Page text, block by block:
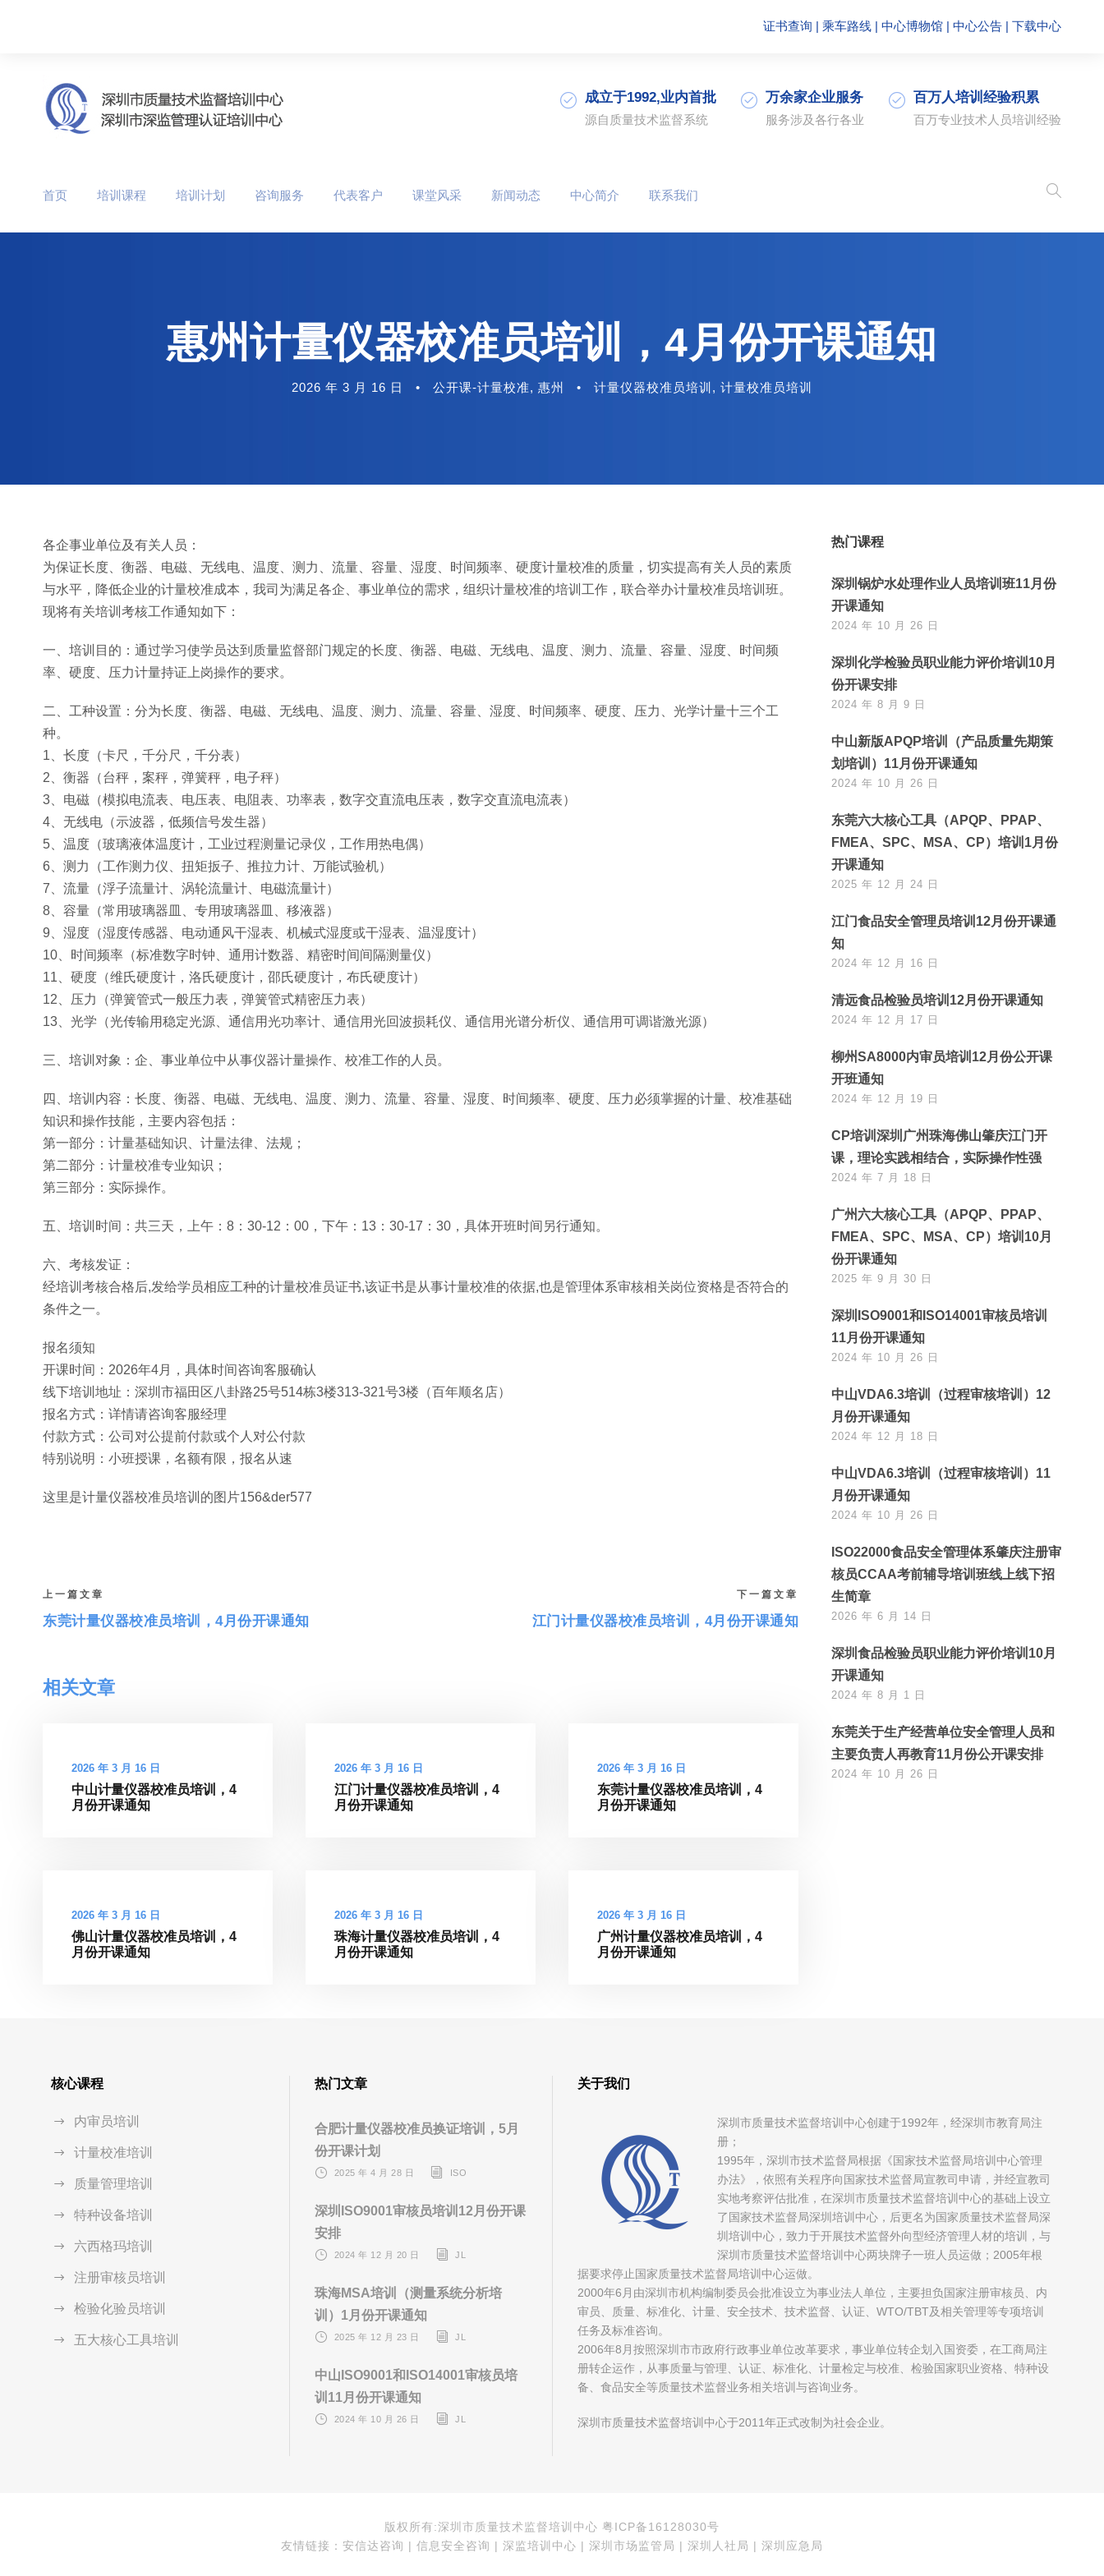
证书查询 | 乘车路线 | 中心博物馆 | 中心公告 | 下载中心
成立于1992,业内首批
源自质量技术监督系统
万余家企业服务
服务涉及各行各业
百万人培训经验积累
百万专业技术人员培训经验
首页 培训课程 培训计划 咨询服务 代表客户 课堂风采 新闻动态 中心简介 联系我们
惠州计量仪器校准员培训，4月份开课通知
2026 年 3 月 16 日 • 公开课-计量校准, 惠州 • 计量仪器校准员培训 , 计量校准员培训
各企事业单位及有关人员：
为保证长度、衡器、电磁、无线电、温度、测力、流量、容量、湿度、时间频率、硬度计量校准的质量，切实提高有关人员的素质
与水平，降低企业的计量校准成本，我司为满足各企、事业单位的需求，组织计量校准的培训工作，联合举办计量校准员培训班。
现将有关培训考核工作通知如下：
一、培训目的：通过学习使学员达到质量监督部门规定的长度、衡器、电磁、无线电、温度、测力、流量、容量、湿度、时间频
率、硬度、压力计量持证上岗操作的要求。
二、工种设置：分为长度、衡器、电磁、无线电、温度、测力、流量、容量、湿度、时间频率、硬度、压力、光学计量十三个工
种。
1、长度（卡尺，千分尺，千分表）
2、衡器（台秤，案秤，弹簧秤，电子秤）
3、电磁（模拟电流表、电压表、电阻表、功率表，数字交直流电压表，数字交直流电流表）
4、无线电（示波器，低频信号发生器）
5、温度（玻璃液体温度计，工业过程测量记录仪，工作用热电偶）
6、测力（工作测力仪、扭矩扳子、推拉力计、万能试验机）
7、流量（浮子流量计、涡轮流量计、电磁流量计）
8、容量（常用玻璃器皿、专用玻璃器皿、移液器）
9、湿度（湿度传感器、电动通风干湿表、机械式湿度或干湿表、温湿度计）
10、时间频率（标准数字时钟、通用计数器、精密时间间隔测量仪）
11、硬度（维氏硬度计，洛氏硬度计，邵氏硬度计，布氏硬度计）
12、压力（弹簧管式一般压力表，弹簧管式精密压力表）
13、光学（光传输用稳定光源、通信用光功率计、通信用光回波损耗仪、通信用光谱分析仪、通信用可调谐激光源）
三、培训对象：企、事业单位中从事仪器计量操作、校准工作的人员。
四、培训内容：长度、衡器、电磁、无线电、温度、测力、流量、容量、湿度、时间频率、硬度、压力必须掌握的计量、校准基础
知识和操作技能，主要内容包括：
第一部分：计量基础知识、计量法律、法规；
第二部分：计量校准专业知识；
第三部分：实际操作。
五、培训时间：共三天，上午：8：30-12：00，下午：13：30-17：30，具体开班时间另行通知。
六、考核发证：
经培训考核合格后,发给学员相应工种的计量校准员证书,该证书是从事计量校准的依据,也是管理体系审核相关岗位资格是否符合的
条件之一。
报名须知
开课时间：2026年4月，具体时间咨询客服确认
线下培训地址：深圳市福田区八卦路25号514栋3楼313-321号3楼（百年顺名店）
报名方式：详情请咨询客服经理
付款方式：公司对公提前付款或个人对公付款
特别说明：小班授课，名额有限，报名从速
这里是计量仪器校准员培训的图片156&der577
上一篇文章
东莞计量仪器校准员培训，4月份开课通知
下一篇文章
江门计量仪器校准员培训，4月份开课通知
相关文章
2026 年 3 月 16 日
中山计量仪器校准员培训，4
月份开课通知
2026 年 3 月 16 日
江门计量仪器校准员培训，4
月份开课通知
2026 年 3 月 16 日
东莞计量仪器校准员培训，4
月份开课通知
2026 年 3 月 16 日
佛山计量仪器校准员培训，4
月份开课通知
2026 年 3 月 16 日
珠海计量仪器校准员培训，4
月份开课通知
2026 年 3 月 16 日
广州计量仪器校准员培训，4
月份开课通知
热门课程
深圳锅炉水处理作业人员培训班11月份
开课通知
2024 年 10 月 26 日
深圳化学检验员职业能力评价培训10月
份开课安排
2024 年 8 月 9 日
中山新版APQP培训（产品质量先期策
划培训）11月份开课通知
2024 年 10 月 26 日
东莞六大核心工具（APQP、PPAP、
FMEA、SPC、MSA、CP）培训1月份
开课通知
2025 年 12 月 24 日
江门食品安全管理员培训12月份开课通
知
2024 年 12 月 16 日
清远食品检验员培训12月份开课通知
2024 年 12 月 17 日
柳州SA8000内审员培训12月份公开课
开班通知
2024 年 12 月 19 日
CP培训深圳广州珠海佛山肇庆江门开
课，理论实践相结合，实际操作性强
2024 年 7 月 18 日
广州六大核心工具（APQP、PPAP、
FMEA、SPC、MSA、CP）培训10月
份开课通知
2025 年 9 月 30 日
深圳ISO9001和ISO14001审核员培训
11月份开课通知
2024 年 10 月 26 日
中山VDA6.3培训（过程审核培训）12
月份开课通知
2024 年 12 月 18 日
中山VDA6.3培训（过程审核培训）11
月份开课通知
2024 年 10 月 26 日
ISO22000食品安全管理体系肇庆注册审
核员CCAA考前辅导培训班线上线下招
生简章
2026 年 6 月 14 日
深圳食品检验员职业能力评价培训10月
开课通知
2024 年 8 月 1 日
东莞关于生产经营单位安全管理人员和
主要负责人再教育11月份公开课安排
2024 年 10 月 26 日
核心课程
内审员培训
计量校准培训
质量管理培训
特种设备培训
六西格玛培训
注册审核员培训
检验化验员培训
五大核心工具培训
热门文章
合肥计量仪器校准员换证培训，5月
份开课计划
2025 年 4 月 28 日 ISO
深圳ISO9001审核员培训12月份开课
安排
2024 年 12 月 20 日 JL
珠海MSA培训（测量系统分析培
训）1月份开课通知
2025 年 12 月 23 日 JL
中山ISO9001和ISO14001审核员培
训11月份开课通知
2024 年 10 月 26 日 JL
关于我们
深圳市质量技术监督培训中心创建于1992年，经深圳市教育局注
册；
1995年，深圳市技术监督局根据《国家技术监督局培训中心管理
办法》，依照有关程序向国家技术监督局宣教司申请，并经宣教司
实地考察评估批准，在深圳市质量技术监督培训中心的基础上设立
了国家技术监督局深圳培训中心，后更名为国家质量技术监督局深
圳培训中心，致力于开展技术监督外向型经济管理人材的培训，与
深圳市质量技术监督培训中心两块牌子一班人员运做；2005年根
据要求停止国家质量技术监督局培训中心运做。
2000年6月由深圳市机构编制委员会批准设立为事业法人单位，主要担负国家注册审核员、内
审员、质量、标准化、计量、安全技术、技术监督、认证、WTO/TBT及相关管理等专项培训
任务及标准咨询。
2006年8月按照深圳市市政府行政事业单位改革要求，事业单位转企划入国资委，在工商局注
册转企运作，从事质量与管理、认证、标准化、计量检定与校准、检验国家职业资格、特种设
备、食品安全等质量技术监督业务相关培训与咨询业务。
深圳市质量技术监督培训中心于2011年正式改制为社会企业。
版权所有:深圳市质量技术监督培训中心 粤ICP备16128030号
友情链接：安信达咨询 | 信息安全咨询 | 深监培训中心 | 深圳市场监管局 | 深圳人社局 | 深圳应急局